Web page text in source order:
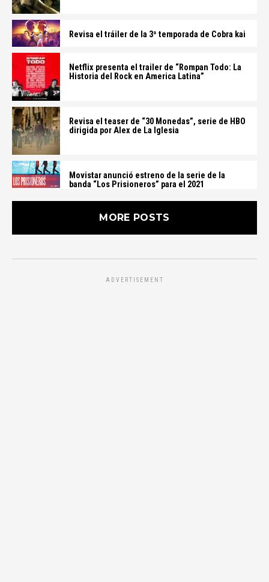
Revisa el tráiler de la 3ª temporada de Cobra kai
Netflix presenta el trailer de “Rompan Todo: La
Historia del Rock en America Latina”
Revisa el teaser de “30 Monedas”, serie de HBO
dirigida por Alex de La Iglesia
Movistar anunció estreno de la serie de la
banda “Los Prisioneros” para el 2021
MORE POSTS
ADVERTISEMENT